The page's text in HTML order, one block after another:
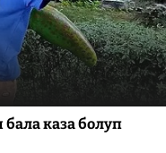
каза болуп